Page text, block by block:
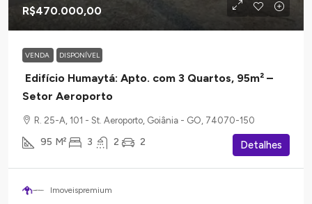
R$470.000,00
VENDA DISPONÍVEL
Edifício Humaytá: Apto. com 3 Quartos, 95m² –
Setor Aeroporto
R. 25-A, 101 - St. Aeroporto, Goiânia - GO, 74070-150
95 M² 3 2 2 Detalhes
Imoveispremium